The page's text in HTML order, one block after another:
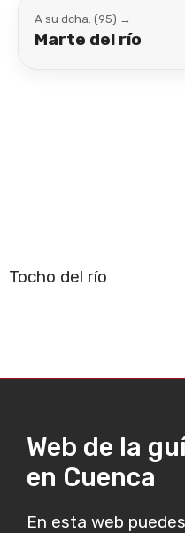
A su dcha. (95) →
Marte del río
Tocho del río
Web de la
en Cuenca
En esta web